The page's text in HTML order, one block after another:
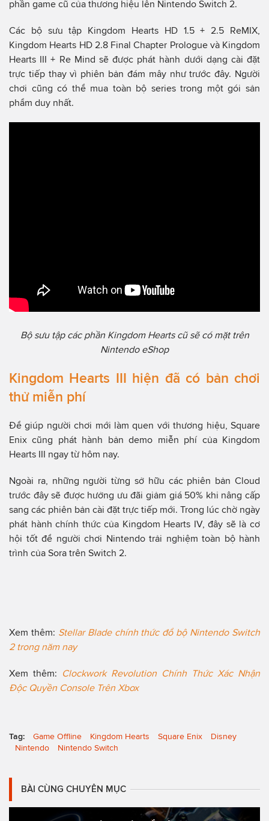
phần game cũ của thương hiệu lên Nintendo Switch 2.
Các bộ sưu tập Kingdom Hearts HD 1.5 + 2.5 ReMIX,
Kingdom Hearts HD 2.8 Final Chapter Prologue và Kingdom
Hearts III + Re Mind sẽ được phát hành dưới dạng cài đặt
trực tiếp thay vì phiên bản đám mây như trước đây. Người
chơi cũng có thể mua toàn bộ series trong một gói sản
phẩm duy nhất.
Bộ sưu tập các phần Kingdom Hearts cũ sẽ có mặt trên
Nintendo eShop
Kingdom Hearts III hiện đã có bản chơi
thử miễn phí
Để giúp người chơi mới làm quen với thương hiệu, Square
Enix cũng phát hành bản demo miễn phí của Kingdom
Hearts III ngay từ hôm nay.
Ngoài ra, những người từng sở hữu các phiên bản Cloud
trước đây sẽ được hưởng ưu đãi giảm giá 50% khi nâng cấp
sang các phiên bản cài đặt trực tiếp mới. Trong lúc chờ ngày
phát hành chính thức của Kingdom Hearts IV, đây sẽ là cơ
hội tốt để người chơi Nintendo trải nghiệm toàn bộ hành
trình của Sora trên Switch 2.
Xem thêm: Stellar Blade chính thức đổ bộ Nintendo Switch
2 trong năm nay
Xem thêm:
Clockwork Revolution Chính Thức Xác Nhận
Độc Quyền Console Trên Xbox
Tag: Game Offline Kingdom Hearts Square Enix
Disney
Nintendo
Nintendo Switch
BÀI CÙNG CHUYÊN MỤC